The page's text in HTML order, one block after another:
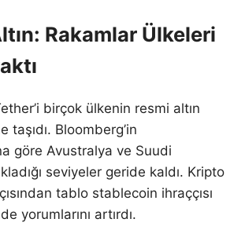
Rakamlar Ülkeleri
birçok ülkenin resmi altın
taşıdı. Bloomberg’in
göre Avustralya ve Suudi
seviyeler geride kaldı. Kripto
tablo stablecoin ihraççısı
yorumlarını artırdı.